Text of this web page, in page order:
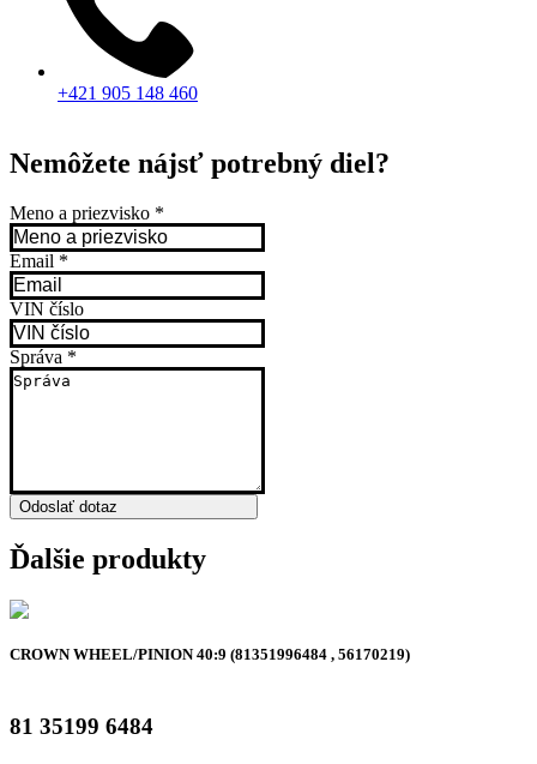
+421 905 148 460
Nemôžete nájsť potrebný diel?
Meno a priezvisko *
Email *
VIN číslo
Správa *
Odoslať dotaz
Ďalšie produkty
CROWN WHEEL/PINION 40:9 (81351996484 , 56170219)
81 35199 6484